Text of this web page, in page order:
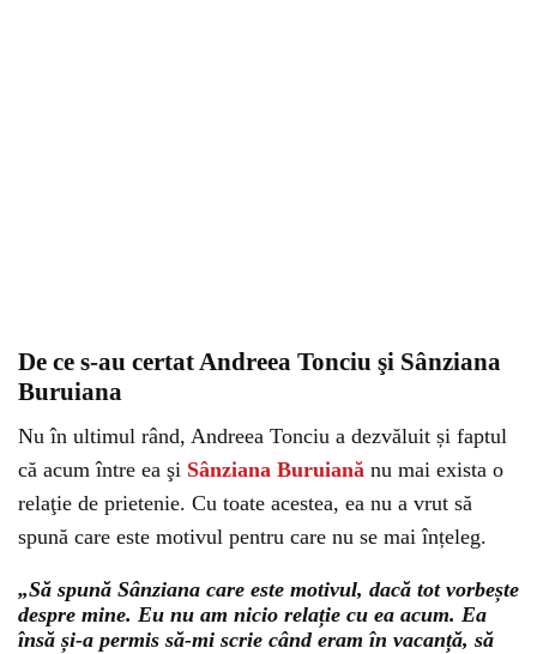
De ce s-au certat Andreea Tonciu şi Sânziana
Buruiana
Nu în ultimul rând, Andreea Tonciu a dezvăluit și faptul
că acum între ea şi Sânziana Buruiană nu mai exista o
relaţie de prietenie. Cu toate acestea, ea nu a vrut să
spună care este motivul pentru care nu se mai înțeleg.
„Să spună Sânziana care este motivul, dacă tot vorbește
despre mine. Eu nu am nicio relație cu ea acum. Ea
însă și-a permis să-mi scrie când eram în vacanță, să